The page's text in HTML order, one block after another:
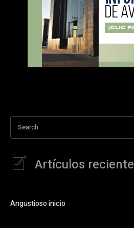
Search
Artículos
Angustioso inicio